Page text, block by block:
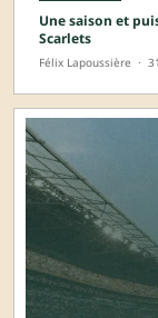
Une saison et
Scarlets
Félix Lapoussière ·